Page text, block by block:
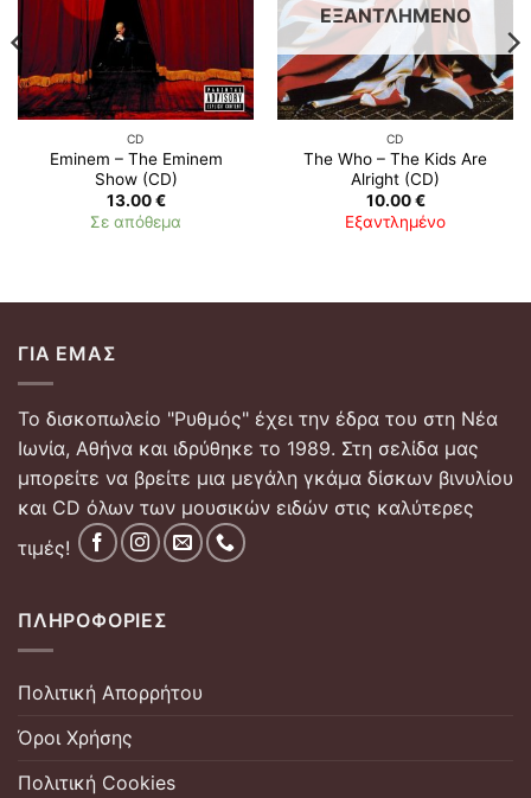
CD
Eminem ‎– The Eminem
Show (CD)
13.00€
Σε απόθεμα
ΕΞΑΝΤΛΗΜΈΝΟ
CD
The Who ‎– The Kids Are
Alright (CD)
10.00€
Εξαντλημένο
ΓΙΑ ΕΜΆΣ
Το δισκοπωλείο "Ρυθμός" έχει την έδρα του στη Νέα
Ιωνία, Αθήνα και ιδρύθηκε το 1989. Στη σελίδα μας
μπορείτε να βρείτε μια μεγάλη γκάμα δίσκων βινυλίου
και CD όλων των μουσικών ειδών στις καλύτερες
τιμές!
ΠΛΗΡΟΦΟΡΊΕΣ
Πολιτική Απορρήτου
Όροι Χρήσης
Πολιτική Cookies